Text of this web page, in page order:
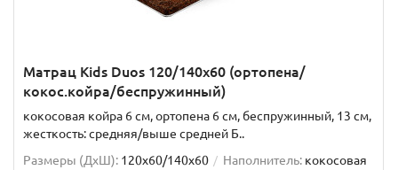
Матрац Kids Duos 120/140x60 (ортопена/
кокос.койра/беспружинный)
кокосовая койра 6 см, ортопена 6 см, беспружинный, 13 см,
жесткость: средняя/выше средней Б..
Размеры (ДxШ): 120x60/140x60 Наполнитель: кокосовая